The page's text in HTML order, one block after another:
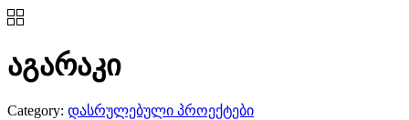
აგარაკი
Category: დასრულებული პროექტები